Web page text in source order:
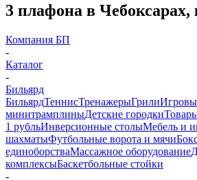
3 плафона в Чебоксарах,
Компания БП
-
Каталог
-
Бильярд
БильярдТеннисТренажерыГрили
минитрамплиныДетские городки
1 рубльИнверсионные столыМебель и
шахматыФутбольные ворота и мячи
единоборстваМассажное оборудование
комплексыБаскетбольные стойки
-